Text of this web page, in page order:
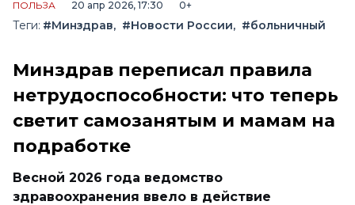
ПОЛЬЗА 20 апр 2026, 17:30 0+
Теги: #Минздрав #Новости России #больничный
Минздрав переписал правила
нетрудоспособности: что теперь
светит самозанятым и мамам на
подработке
Весной 2026 года ведомство
здравоохранения ввело в действие